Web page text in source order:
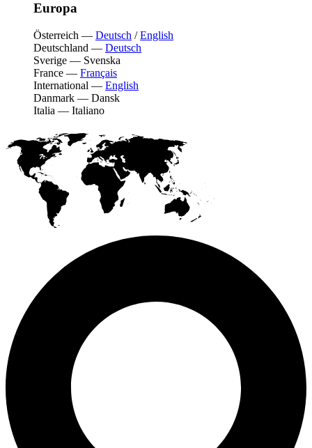
Europa
Österreich — Deutsch /English
Deutschland — Deutsch
Sverige — Svenska
France — Français
International — English
Danmark — Dansk
Italia — Italiano